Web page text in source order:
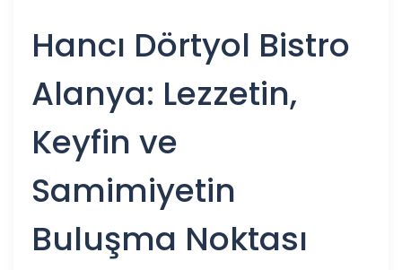
Hancı Dörtyol Bistro
Alanya: Lezzetin,
Keyfin ve
Samimiyetin
Buluşma Noktası